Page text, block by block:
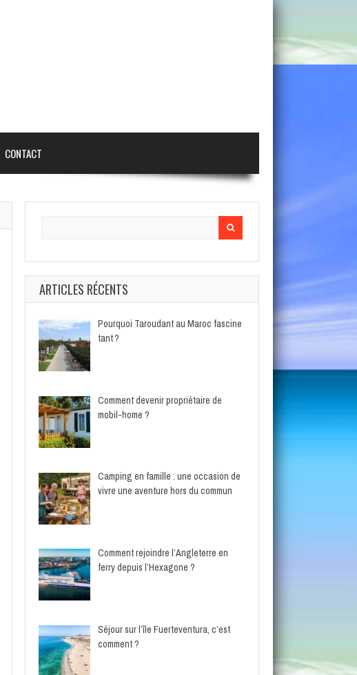
CONTACT
ARTICLES RÉCENTS
Pourquoi Taroudant au Maroc fascine
tant ?
Comment devenir propriétaire de
mobil-home ?
Camping en famille : une occasion de
vivre une aventure hors du commun
Comment rejoindre l’Angleterre en
ferry depuis l’Hexagone ?
Séjour sur l’île Fuerteventura, c’est
comment ?